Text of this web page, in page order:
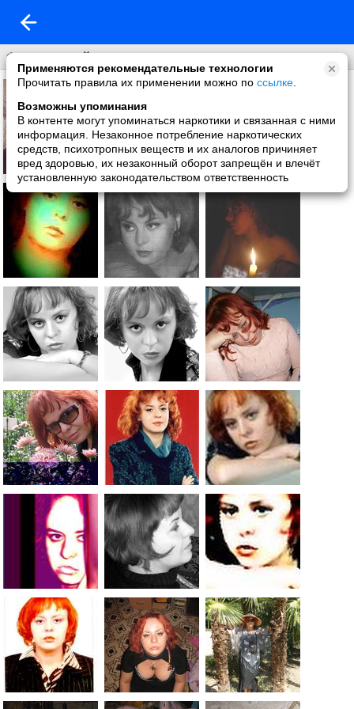
Применяются рекомендательные технологии
Прочитать правила их применении можно по ссылке
Возможны упоминания
В контенте могут упоминаться наркотики и связанная с ними
информация. Незаконное потребление наркотических
средств, психотропных веществ и их аналогов причиняет
вред здоровью, их незаконный оборот запрещён и влечёт
установленную законодательством ответственность
Фото со мной